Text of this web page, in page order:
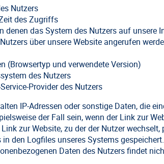
Nutzers
des Zugriffs
denen das System des Nutzers auf unsere
über unsere Website angerufen
(Browsertyp und verwendete Version)
des Nutzers
Provider des Nutzers
IP-Adressen oder sonstige Daten, die
der Fall sein, wenn der Link zur
zur Website, zu der der Nutzer
den Logfiles unseres Systems
Daten des Nutzers findet